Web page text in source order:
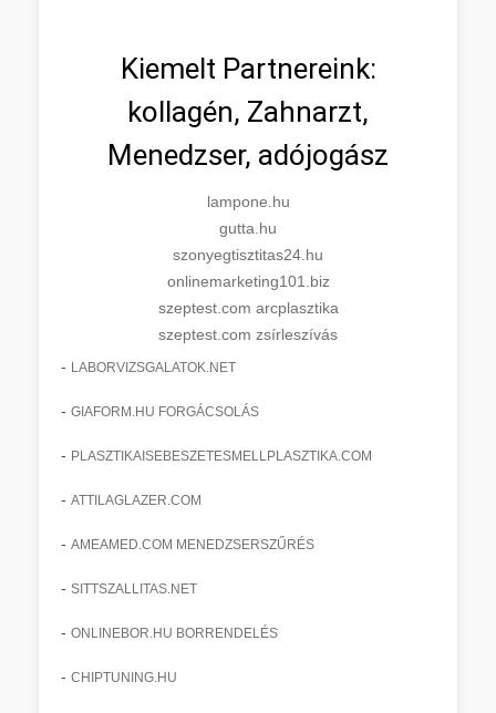
Kiemelt Partnereink:
kollagén, Zahnarzt,
Menedzser, adójogász
lampone.hu
gutta.hu
szonyegtisztitas24.hu
onlinemarketing101.biz
szeptest.com arcplasztika
szeptest.com zsírleszívás
- LABORVIZSGALATOK.NET
- GIAFORM.HU FORGÁCSOLÁS
- PLASZTIKAISEBESZETESMELLPLASZTIKA.COM
- ATTILAGLAZER.COM
- AMEAMED.COM MENEDZSERSZŰRÉS
- SITTSZALLITAS.NET
- ONLINEBOR.HU BORRENDELÉS
- CHIPTUNING.HU